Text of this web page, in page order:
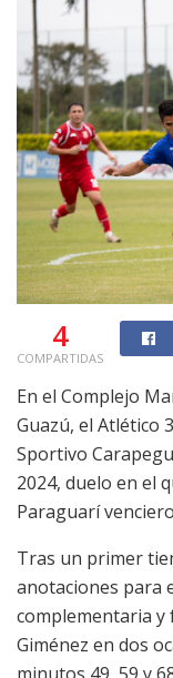
4
COMPARTIDAS
En el Complejo
Guazú, el Atlético
Sportivo
2024, duelo en el
Paraguarí
Tras un primer
anotaciones para
complementaria
Giménez en dos